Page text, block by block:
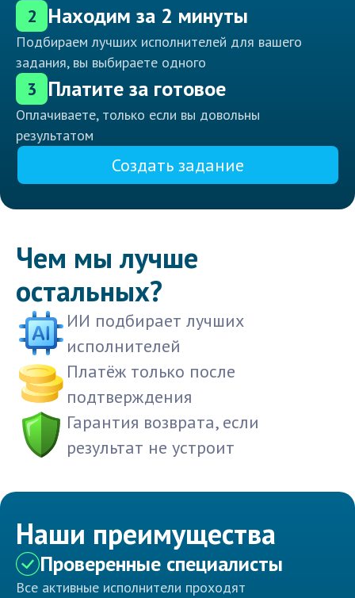
2 Находим за 2 минуты
Подбираем лучших исполнителей для вашего
задания, вы выбираете одного
3 Платите за готовое
Оплачиваете, только если вы довольны
результатом
Создать задание
Чем мы лучше
остальных?
ИИ подбирает лучших
исполнителей
Платёж только после
подтверждения
Гарантия возврата, если
результат не устроит
Наши преимущества
Проверенные специалисты
Все активные исполнители проходят